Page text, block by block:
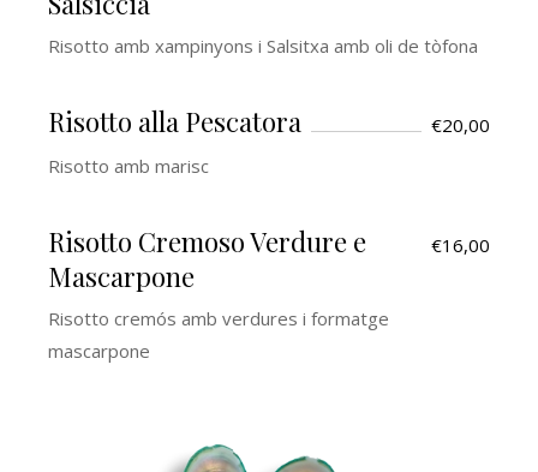
Risotto amb xampinyons i Salsitxa amb oli de tòfona
Risotto alla Pescatora
€20,00
Risotto amb marisc
Risotto Cremoso Verdure e
Mascarpone
€16,00
Risotto cremós amb verdures i formatge
mascarpone